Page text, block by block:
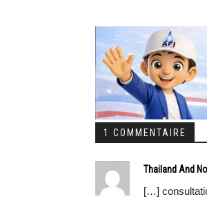
1 COMMENTAIRE
Thailand And
[…]